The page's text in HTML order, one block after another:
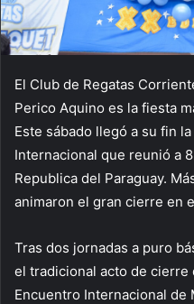
El Club de Regatas
Perico Aquino es la fiesta
Este sábado llegó a su fin
Internacional que reunió a
Republica del Paraguay.
animaron el gran cierre en
Tras dos jornadas a puro
el tradicional acto de cierre
Encuentro Internacional de